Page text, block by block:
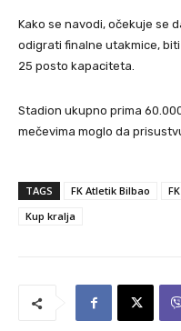
Kako se navodi, očekuje se
odigrati finalne utakmice,
25 posto kapaciteta.
Stadion ukupno prima
mečevima moglo da
TAGS FK Atletik Bilbao
Kup kralja